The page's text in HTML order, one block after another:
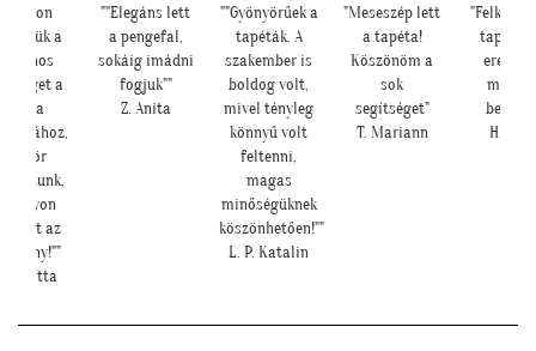
""Elegáns lett
a pengefal,
sokáig imádni
fogjuk""
""Gyönyörűek a
tapéták. A
szakember is
boldog volt,
mivel tényleg
könnyű volt
feltenni,
minőségüknek
köszönhetően!""
L. P. Katalin
"Meseszép lett
a tapéta!
Köszönöm a
segítséget"
T. Mariann
"Felkerültek a
tapéták az
eredmény
magáért
beszél!:)"